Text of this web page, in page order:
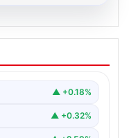
Seviyeli
Güncel
▲ +0.18%
▲ +0.32%